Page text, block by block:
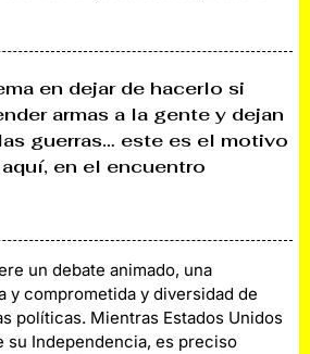
en dejar de hacerlo si
armas a la gente y dejan
guerras… este es el motivo
en el encuentro
un debate animado, una
y comprometida y diversidad de
políticas. Mientras Estados Unidos
su Independencia, es preciso